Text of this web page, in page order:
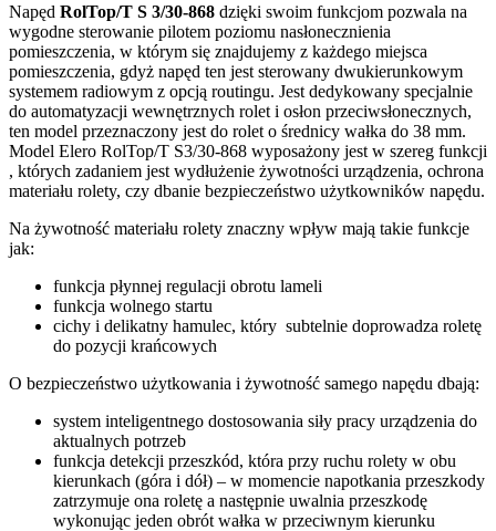
Napęd RolTop/T S 3/30-868 dzięki swoim funkcjom pozwala na
wygodne sterowanie pilotem poziomu nasłonecznienia
pomieszczenia, w którym się znajdujemy z każdego miejsca
pomieszczenia, gdyż napęd ten jest sterowany dwukierunkowym
systemem radiowym z opcją routingu. Jest dedykowany specjalnie
do automatyzacji wewnętrznych rolet i osłon przeciwsłonecznych,
ten model przeznaczony jest do rolet o średnicy wałka do 38 mm.
Model Elero RolTop/T S3/30-868 wyposażony jest w szereg funkcji
, których zadaniem jest wydłużenie żywotności urządzenia, ochrona
materiału rolety, czy dbanie bezpieczeństwo użytkowników napędu.
Na żywotność materiału rolety znaczny wpływ mają takie funkcje
jak:
funkcja płynnej regulacji obrotu lameli
funkcja wolnego startu
cichy i delikatny hamulec, który subtelnie doprowadza roletę
do pozycji krańcowych
O bezpieczeństwo użytkowania i żywotność samego napędu dbają:
system inteligentnego dostosowania siły pracy urządzenia do
aktualnych potrzeb
funkcja detekcji przeszkód, która przy ruchu rolety w obu
kierunkach (góra i dół) – w momencie napotkania przeszkody
zatrzymuje ona roletę a następnie uwalnia przeszkodę
wykonując jeden obrót wałka w przeciwnym kierunku